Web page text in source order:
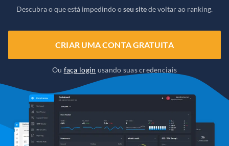
Descubra o que está impedindo oseu sitede voltar ao ranking.
CRIAR UMA CONTA GRATUITA
Ou faça login usando suas credenciais